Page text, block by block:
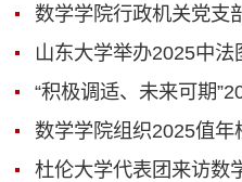
数学学院行政机关党支
山东大学举办2025中法
“积极调适、未来可期
数学学院组织2025值年
杜伦大学代表团来访数